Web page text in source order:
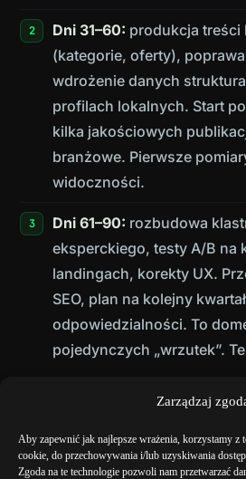
Zarządzaj
Aby zapewnić jak najlepsze wrażenia, korzystamy
cookie, do przechowywania i/lub uzyskiwania
Zgoda na te technologie pozwoli nam przetwarzać
Dni 31–60: produkcja treści
(kategorie, oferty),
wdrożenie danych
profilach lokalnych. Start
kilka jakościowych
branżowe. Pierwsze
widoczności.
Dni 61–90: rozbudowa
eksperckiego, testy A/B na
landingach, korekty UX.
SEO, plan na kolejny
odpowiedzialności. To
pojedynczych „wrzutek”.
ZOBACZ
TEŻ:
Google Search
zgłosić